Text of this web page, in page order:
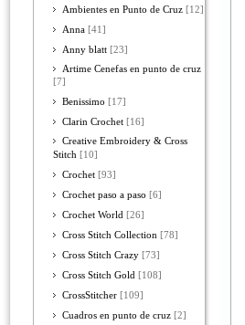
Ambientes en Punto de Cruz [12]
Anna [41]
Anny blatt [23]
Artime Cenefas en punto de cruz
[7]
Benissimo [17]
Clarin Crochet [16]
Creative Embroidery & Cross
Stitch [10]
Crochet [93]
Crochet paso a paso [6]
Crochet World [26]
Cross Stitch Collection [78]
Cross Stitch Crazy [73]
Cross Stitch Gold [108]
CrossStitcher [109]
Cuadros en punto de cruz [2]